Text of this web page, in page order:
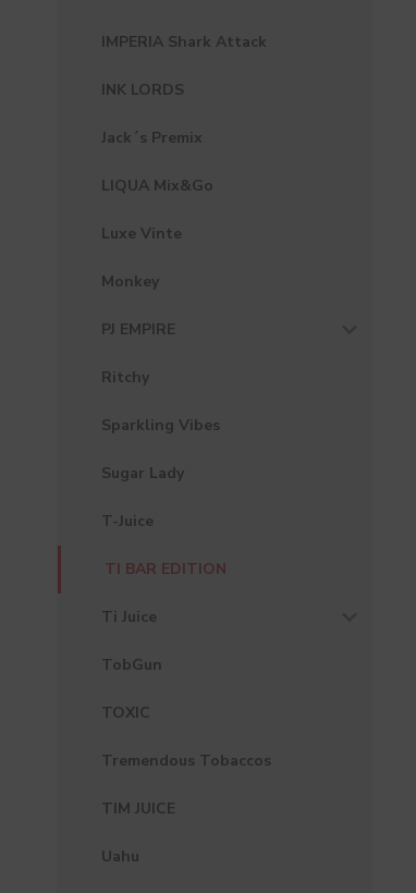
IMPERIA Shark Attack
INK LORDS
Jack´s Premix
LIQUA Mix&Go
Luxe Vinte
Monkey
PJ EMPIRE
Ritchy
Sparkling Vibes
Sugar Lady
T-Juice
TI BAR EDITION
Ti Juice
TobGun
TOXIC
Tremendous Tobaccos
TIM JUICE
Uahu